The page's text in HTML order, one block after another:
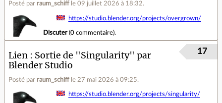
Posté par raum_schiff le 09 juillet 2026 à 18:32.
https://studio.blender.org/projects/overgrown/
Discuter(0 commentaire).
Lien
Sortie de "Singularity" par
Blender Studio
Posté par raum_schiff le 27 mai 2026 à 09:25.
17
https://studio.blender.org/projects/singularity/